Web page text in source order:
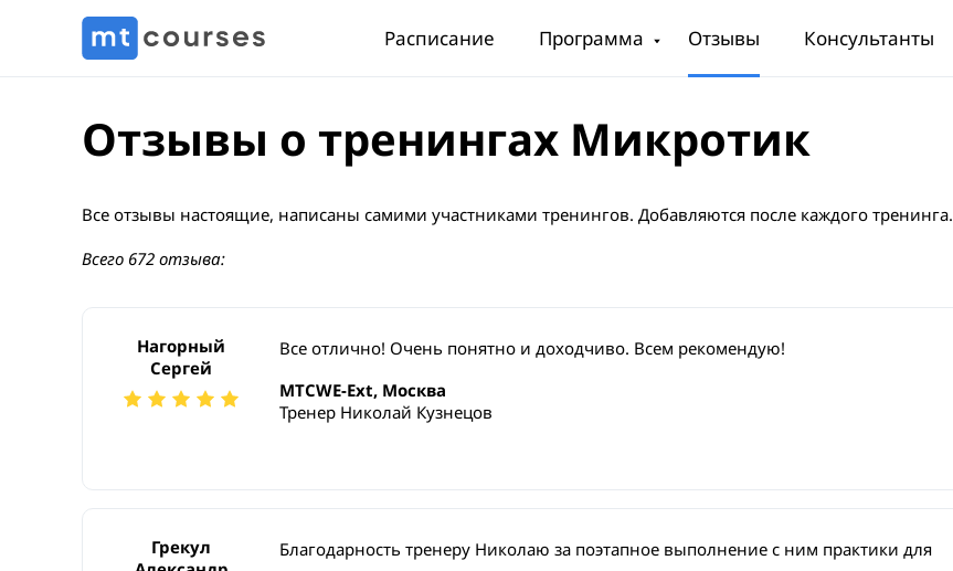
Расписание Программа Отзывы Консультанты
Отзывы о тренингах Микротик
Все отзывы настоящие, написаны самими участниками тренингов. Добавляются после каждого тренинга.
Всего 672 отзыва:
Нагорный
Сергей
Все отлично! Очень понятно и доходчиво. Всем рекомендую!
MTCWE-Ext, Москва
Тренер Николай Кузнецов
Грекул
Благодарность тренеру Николаю за поэтапное выполнение с ним практики для